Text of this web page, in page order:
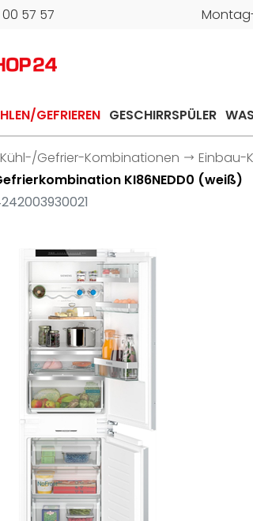
57 57
GEFRIEREN GESCHIRRSPÜLER
Kühl-/Gefrier-Kombinationen
Einbau-
KI86NEDD0 (weiß)